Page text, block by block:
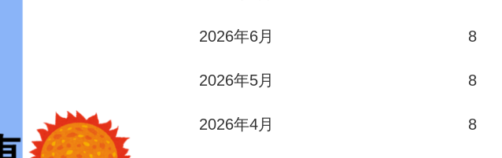
2026年6月 8
2026年5月 8
2026年4月 8